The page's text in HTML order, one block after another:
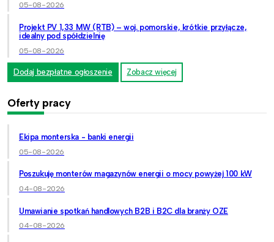
05-08-2026
Projekt PV 1,33 MW (RTB) – woj. pomorskie, krótkie przyłącze,
idealny pod spółdzielnię
05-08-2026
Dodaj bezpłatne ogłoszenie Zobacz więcej
Oferty pracy
Ekipa monterska - banki energii
05-08-2026
Poszukuję monterów magazynów energii o mocy powyżej 100 kW
04-08-2026
Umawianie spotkań handlowych B2B i B2C dla branży OZE
04-08-2026